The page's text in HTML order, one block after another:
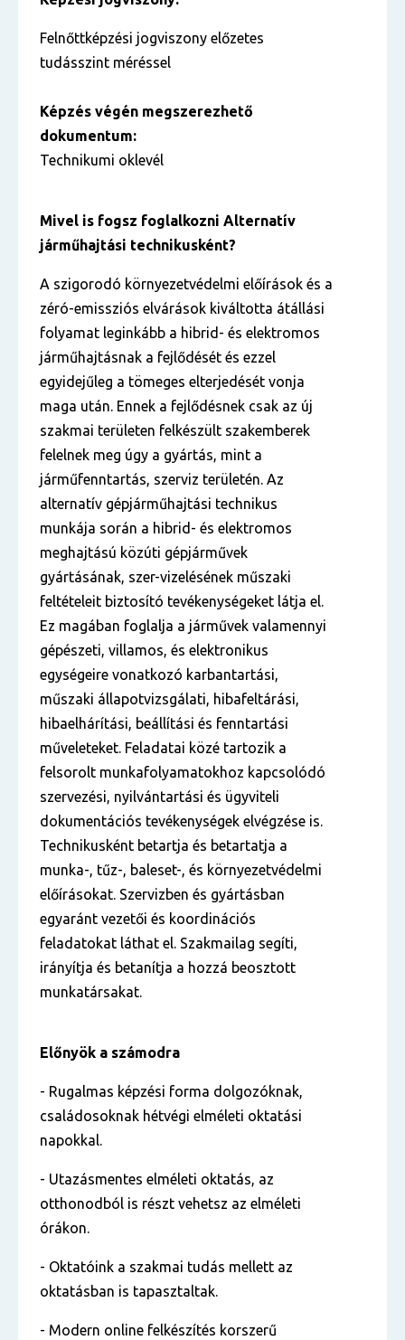
Felnőttképzési jogviszony előzetes
tudásszint méréssel
Képzés végén megszerezhető
dokumentum:
Technikumi oklevél
Mivel is fogsz foglalkozni Alternatív
járműhajtási technikusként?
A szigorodó környezetvédelmi előírások és a
zéró-emissziós elvárások kiváltotta átállási
folyamat leginkább a hibrid- és elektromos
járműhajtásnak a fejlődését és ezzel
egyidejűleg a tömeges elterjedését vonja
maga után. Ennek a fejlődésnek csak az új
szakmai területen felkészült szakemberek
felelnek meg úgy a gyártás, mint a
járműfenntartás, szerviz területén. Az
alternatív gépjárműhajtási technikus
munkája során a hibrid- és elektromos
meghajtású közúti gépjárművek
gyártásának, szer-vizelésének műszaki
feltételeit biztosító tevékenységeket látja el.
Ez magában foglalja a járművek valamennyi
gépészeti, villamos, és elektronikus
egységeire vonatkozó karbantartási,
műszaki állapotvizsgálati, hibafeltárási,
hibaelhárítási, beállítási és fenntartási
műveleteket. Feladatai közé tartozik a
felsorolt munkafolyamatokhoz kapcsolódó
szervezési, nyilvántartási és ügyviteli
dokumentációs tevékenységek elvégzése is.
Technikusként betartja és betartatja a
munka-, tűz-, baleset-, és környezetvédelmi
előírásokat. Szervizben és gyártásban
egyaránt vezetői és koordinációs
feladatokat láthat el. Szakmailag segíti,
irányítja és betanítja a hozzá beosztott
munkatársakat.
Előnyök a számodra
- Rugalmas képzési forma dolgozóknak,
családosoknak hétvégi elméleti oktatási
napokkal.
- Utazásmentes elméleti oktatás, az
otthonodból is részt vehetsz az elméleti
órákon.
- Oktatóink a szakmai tudás mellett az
oktatásban is tapasztaltak.
- Modern online felkészítés korszerű